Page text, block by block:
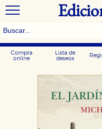
Compra
online
Lista de
deseos